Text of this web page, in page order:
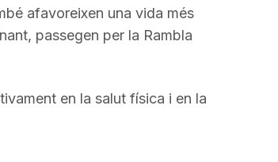
afavoreixen una vida més
passegen per la Rambla
en la salut física i en la